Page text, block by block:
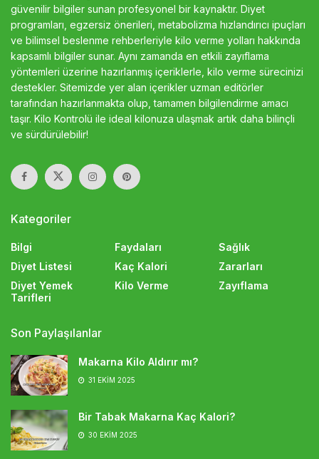
güvenilir bilgiler sunan profesyonel bir kaynaktır. Diyet
programları, egzersiz önerileri, metabolizma hızlandırıcı ipuçları
ve bilimsel beslenme rehberleriyle kilo verme yolları hakkında
kapsamlı bilgiler sunar. Aynı zamanda en etkili zayıflama
yöntemleri üzerine hazırlanmış içeriklerle, kilo verme sürecinizi
destekler. Sitemizde yer alan içerikler uzman editörler
tarafından hazırlanmakta olup, tamamen bilgilendirme amacı
taşır. Kilo Kontrolü ile ideal kilonuza ulaşmak artık daha bilinçli
ve sürdürülebilir!
Kategoriler
Bilgi
Diyet Listesi
Diyet Yemek
Tarifleri
Faydaları
Kaç Kalori
Kilo Verme
Sağlık
Zararları
Zayıflama
Son Paylaşılanlar
Makarna Kilo Aldırır mı?
31 EKIM 2025
Bir Tabak Makarna Kaç Kalori?
30 EKIM 2025